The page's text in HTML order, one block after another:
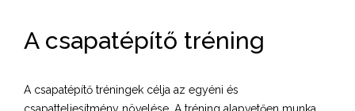
A csapatépítő tréning
A csapatépítő tréningek célja az egyéni és